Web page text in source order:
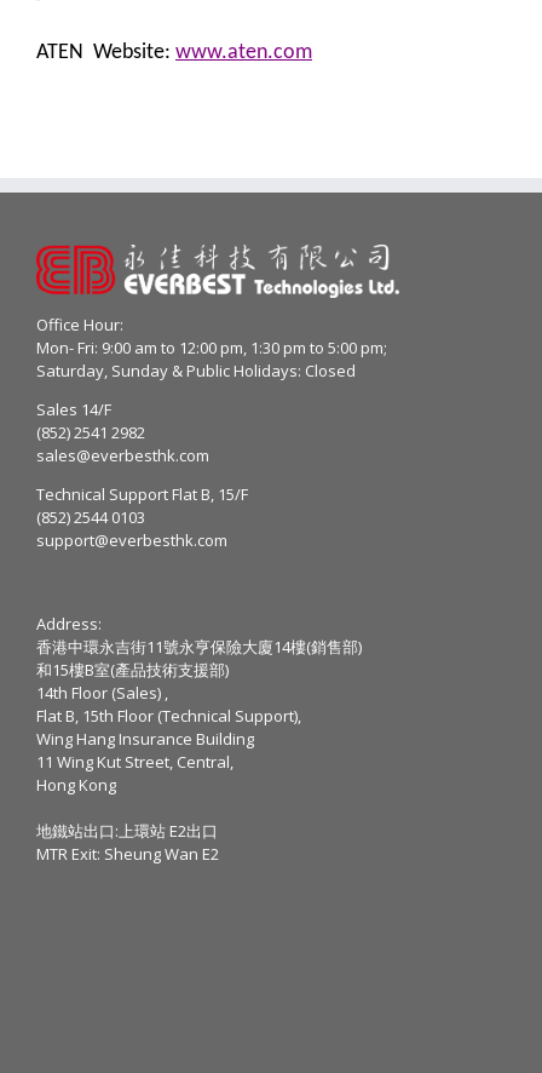
ATEN Website: www.aten.com
Office Hour:
Mon- Fri: 9:00 am to 12:00 pm, 1:30 pm to 5:00 pm;
Saturday, Sunday & Public Holidays: Closed
Sales 14/F
(852) 2541 2982
sales@everbesthk.com
Technical Support Flat B, 15/F
(852) 2544 0103
support@everbesthk.com
Address:
香港中環永吉街11號永亨保險大廈14樓(銷售部)
和15樓B室(產品技術支援部)
14th Floor (Sales) ,
Flat B, 15th Floor (Technical Support),
Wing Hang Insurance Building
11 Wing Kut Street, Central,
Hong Kong
地鐵站出口:上環站 E2出口
MTR Exit: Sheung Wan E2